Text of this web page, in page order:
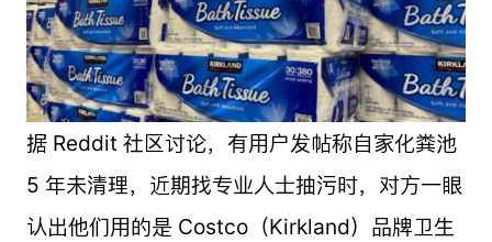
据 Reddit 社区讨论，有用户发帖称自家化粪池
5 年未清理，近期找专业人士抽污时，对方一眼
认出他们用的是 Costco（Kirkland）品牌卫生